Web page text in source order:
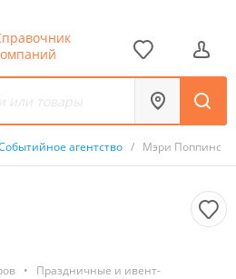
агентство / Мэри Поппинс
•
Праздничные и ивент-